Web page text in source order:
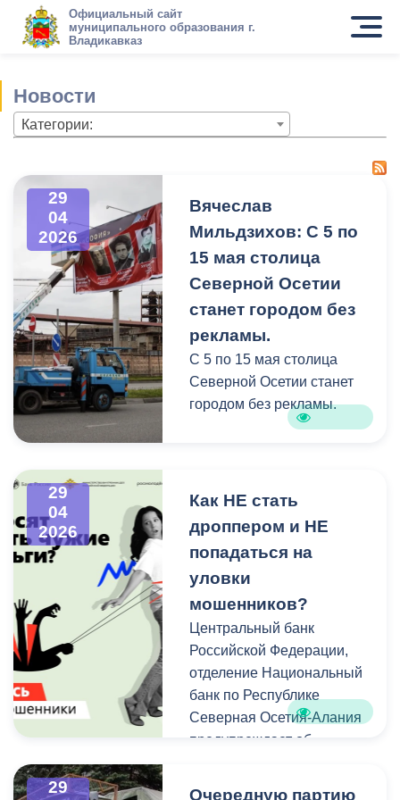
Официальный сайт
муниципального образования г.
Владикавказ
Новости
Категории:
29
04
2026
Вячеслав
Мильдзихов: С 5 по
15 мая столица
Северной Осетии
станет городом без
рекламы.
С 5 по 15 мая столица
Северной Осетии станет
городом без рекламы.
Победы — размещаем
утру 5 мая все 2244
рекламные поверхности
Владикавказа будут
заняты фотографиями
людей, ковавших великую
Победу. В нашей базе
более 17 000 имен
участников Великой
Отечественной войны —
выходцев из Северной и
29
04
2026
Как НЕ стать
дроппером и НЕ
попадаться на
уловки
мошенников?
Центральный банк
Российской Федерации,
отделение Национальный
банк по Республике
Северная Осетия-Алания
предупреждает об
29
Очередную партию